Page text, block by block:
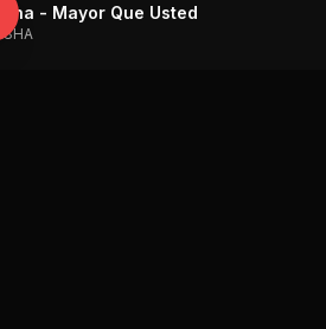
- Mayor Que Usted